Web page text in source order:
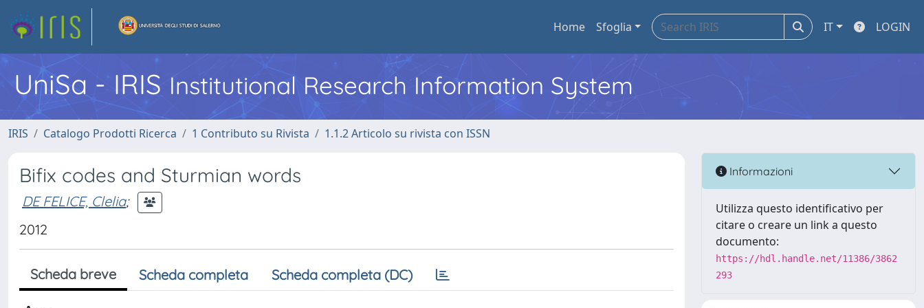
Home Sfoglia IT LOGIN
UniSa - IRIS Institutional Research Information System
IRIS Catalogo Prodotti Ricerca 1 Contributo su Rivista 1.1.2 Articolo su rivista con ISSN
Bifix codes and Sturmian words
DE FELICE, Clelia;
2012
Scheda breve Scheda completa Scheda completa (DC)
Informazioni
Utilizza questo identificativo per
citare o creare un link a questo
documento:
https://hdl.handle.net/11386/3862
293